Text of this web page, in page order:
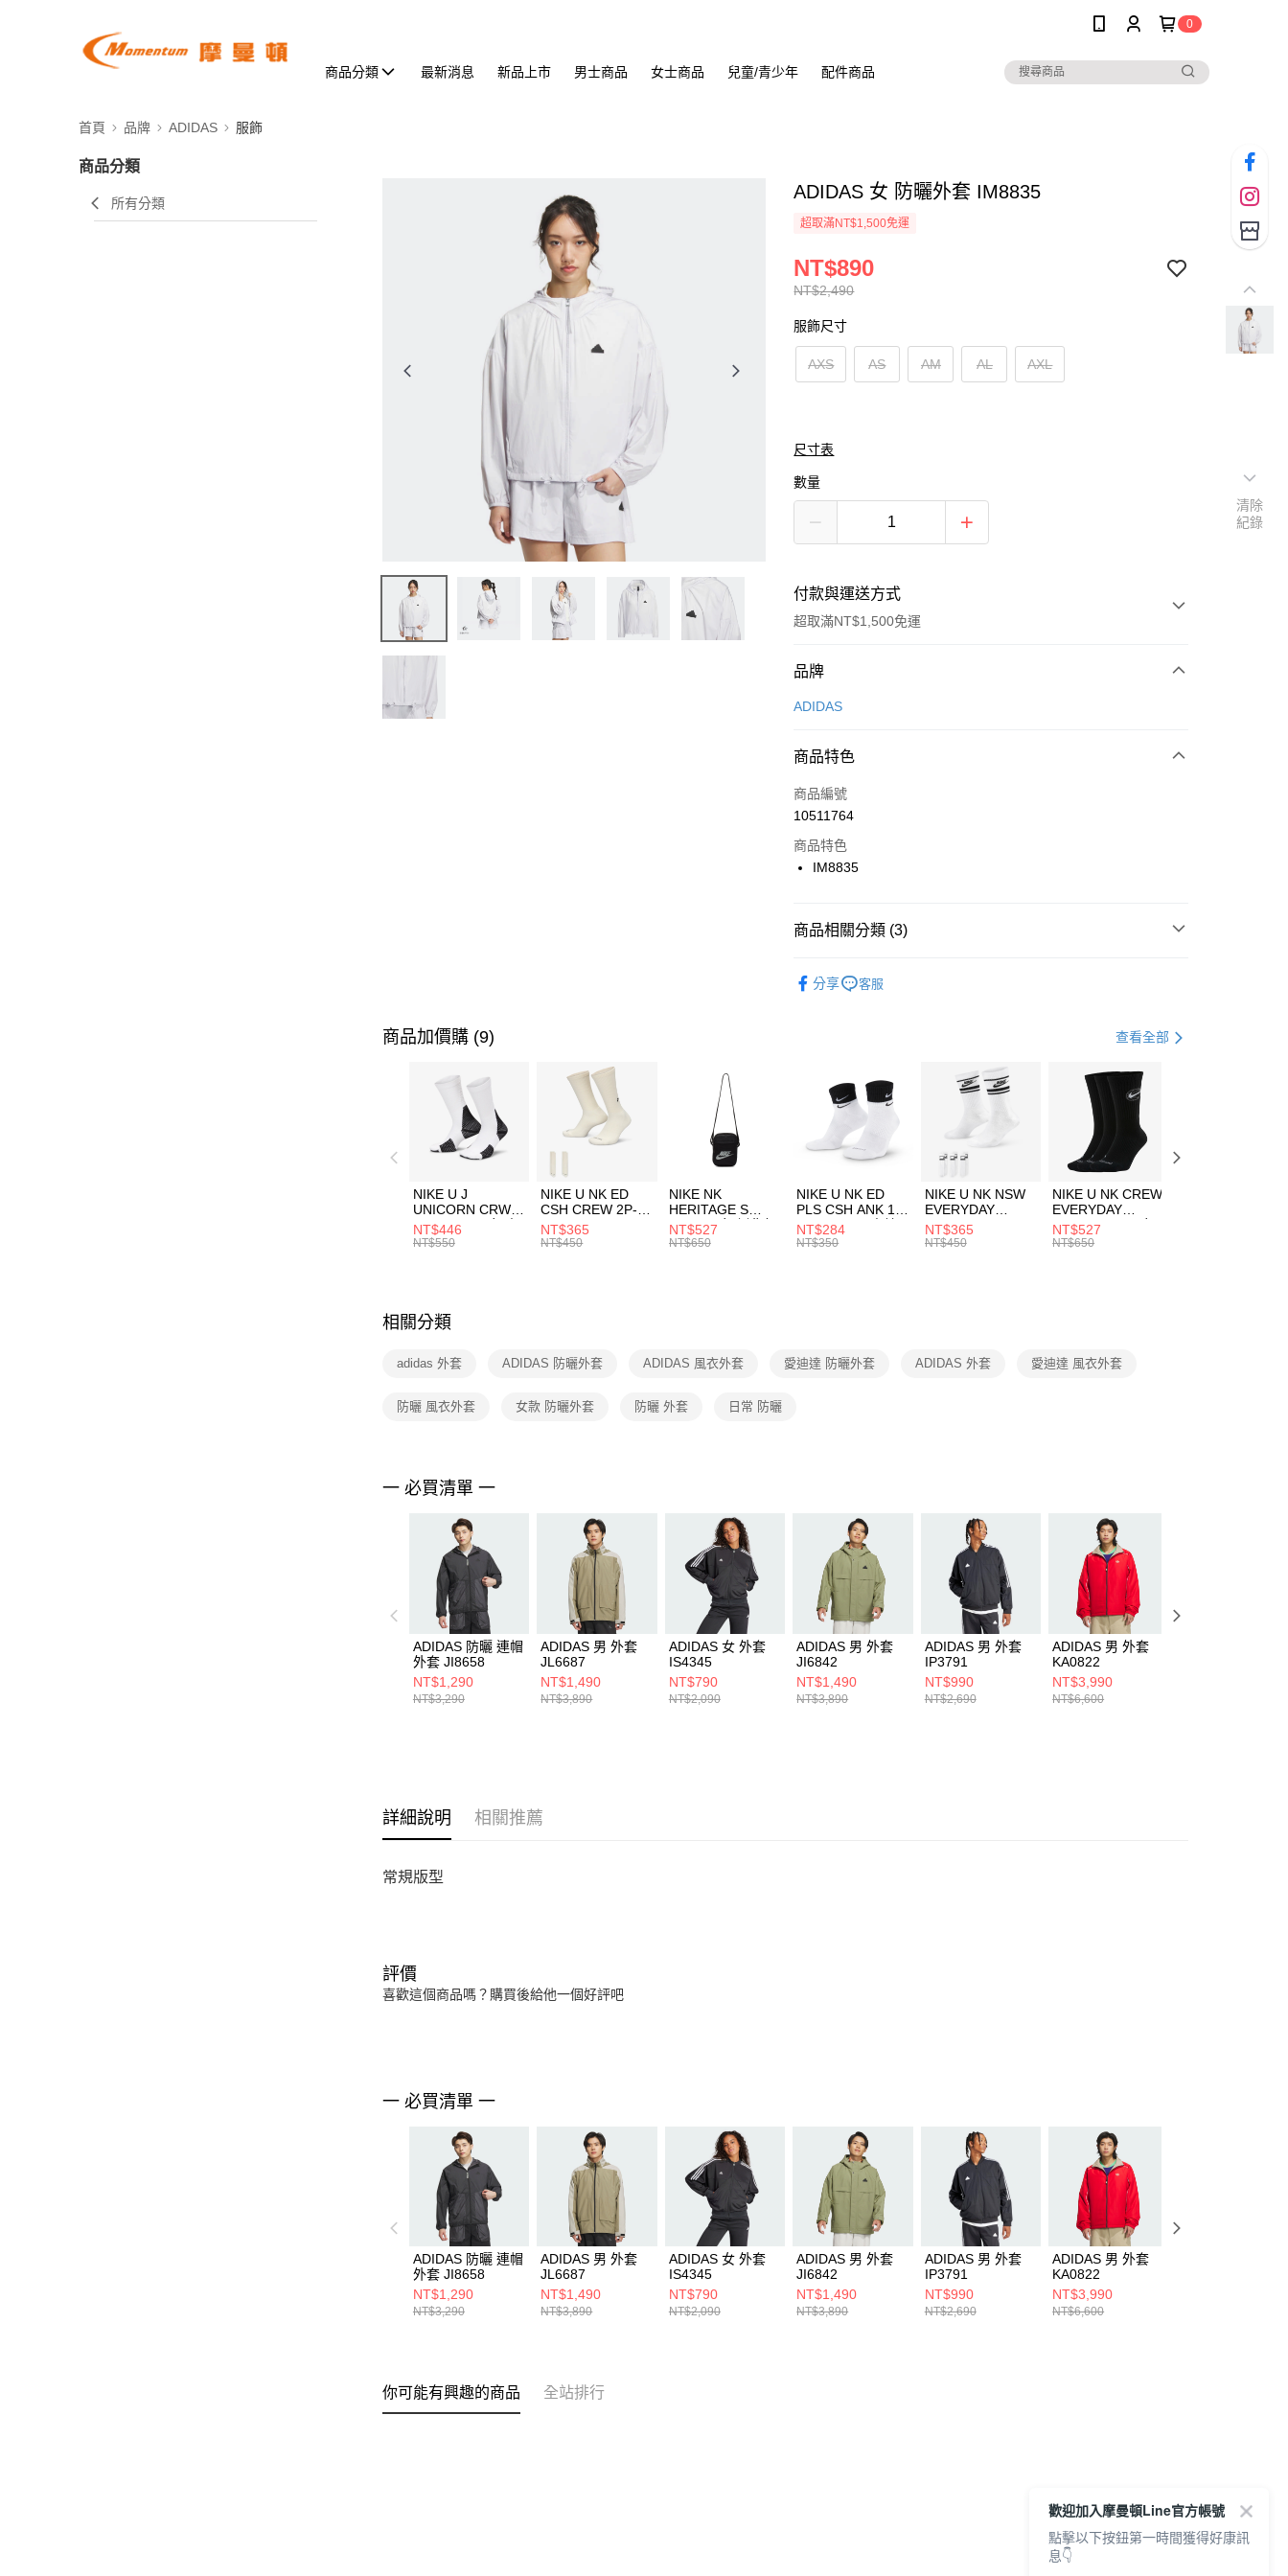
0
商品分類 最新消息 新品上市 男士商品 女士商品 兒童/青少年 配件商品
首頁 品牌 ADIDAS 服飾
商品分類
所有分類
ADIDAS 女 防曬外套 IM8835
超取滿NT$1,500免運
NT$2,490
NT$890
服飾尺寸
AXS AS AM AL AXL
尺寸表
數量
付款與運送方式
超取滿NT$1,500免運
付款方式
信用卡一次付款
合作金庫商業銀行
華南商業銀行
上海商業儲蓄銀行
國泰世華商業銀行
聯邦商業銀行
台新國際商業銀行
LINE Pay
Apple Pay
【關於「AFTEE先享後付」】
３．安心：先確認商品／服務後，再付款。
【「AFTEE先享後付」結帳流程】
１．於結帳方式選擇「AFTEE先享後付」後，將跳轉至「AFTEE先享後
付」結帳頁面，進行簡訊認證並確認金額後，即可完成結帳。
２．訂單成立數日內，您將收到繳費通知簡訊。
３．收到繳費通知簡訊後14天內，點擊此簡訊中的連結，可透過四大超商
／ATM／網路銀行／等多元方式進行付款，方視為交易完成。
※ 請注意：結帳手續完成當下不需立刻繳費，但若您需要取消訂單，請聯
絡購買商品的店家。未經商家同意取消之訂單仍視為有效，需透過AFTEE
先享後付繳納相關費用。
１．透過由恩沛科技股份有限公司提供之「AFTEE先享後付」服務完成之
交易，需依本服務之必要範圍內提供個人資料，並將交易相關給付款項請
結果請求用戶進行身份認證。
５．嚴禁一人註冊多個帳號或使用他人資訊註冊。若發現惡意使用之情
形，恩沛科技股份有限公司將有權停止該用戶之使用額度並採取法律行
動。
每筆NT$100，滿NT$1,500(含以上)免運費
每筆NT$100，滿NT$1,500(含以上)免運費
付款後門市自取
每筆NT$100，滿NT$1,500(含以上)免運費
品牌
ADIDAS
商品特色
商品編號
10511764
商品特色
IM8835
商品相關分類 (3)
分享 客服
商品加價購 (9) 查看全部
NIKE U J
UNICORN CRW
1PR -160 男女 中
統襪 FZ3393100
NT$446
NT$550
NIKE U NK ED
CSH CREW 2P-
144 EMBRDY 男
女 短統襪
NT$365
NT$450
NIKE NK
HERITAGE S
SMIT 男女 側背包
BA5871010
NT$527
NT$650
NIKE U NK ED
PLS CSH ANK 1P
144 DBL 男 中統
襪 DH4058104
NT$284
NT$350
NIKE U NK NSW
EVERYDAY
ESSENTIAL CR
男女 短統襪
NT$365
NT$450
NIKE U NK CREW
EVERYDAY
BBALL 3PR 男女
長統襪
NT$527
NT$650
相關分類
adidas 外套 ADIDAS 防曬外套 ADIDAS 風衣外套 愛迪達 防曬外套 ADIDAS 外套 愛迪達 風衣外套
防曬 風衣外套 女款 防曬外套 防曬 外套 日常 防曬
一 必買清單 一
ADIDAS 防曬 連帽
外套 JI8658
NT$1,290
NT$3,290
ADIDAS 男 外套
JL6687
NT$1,490
NT$3,890
ADIDAS 女 外套
IS4345
NT$790
NT$2,090
ADIDAS 男 外套
JI6842
NT$1,490
NT$3,890
ADIDAS 男 外套
IP3791
NT$990
NT$2,690
ADIDAS 男 外套
KA0822
NT$3,990
NT$6,600
詳細說明 相關推薦
常規版型
評價
喜歡這個商品嗎？購買後給他一個好評吧
一 必買清單 一
ADIDAS 防曬 連帽
外套 JI8658
NT$1,290
NT$3,290
ADIDAS 男 外套
JL6687
NT$1,490
NT$3,890
ADIDAS 女 外套
IS4345
NT$790
NT$2,090
ADIDAS 男 外套
JI6842
NT$1,490
NT$3,890
ADIDAS 男 外套
IP3791
NT$990
NT$2,690
ADIDAS 男 外套
KA0822
NT$3,990
NT$6,600
你可能有興趣的商品 全站排行
清除
紀錄
歡迎加入摩曼頓Line官方帳號
點擊以下按鈕第一時間獲得好康訊
息👇